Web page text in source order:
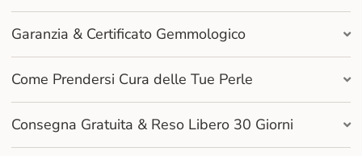
Garanzia & Certificato Gemmologico
Come Prendersi Cura delle Tue Perle
Consegna Gratuita & Reso Libero 30 Giorni